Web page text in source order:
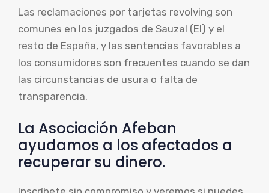
Las reclamaciones por tarjetas revolving son
comunes en los juzgados de Sauzal (El) y el
resto de España, y las sentencias favorables a
los consumidores son frecuentes cuando se dan
las circunstancias de usura o falta de
transparencia.
La Asociación Afeban
ayudamos a los afectados a
recuperar su dinero.